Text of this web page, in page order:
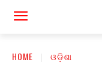
HOME ଓଡ଼ିଶା